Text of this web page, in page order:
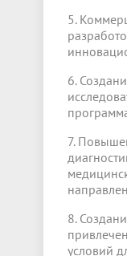
5.
6.
7.
8.
условий